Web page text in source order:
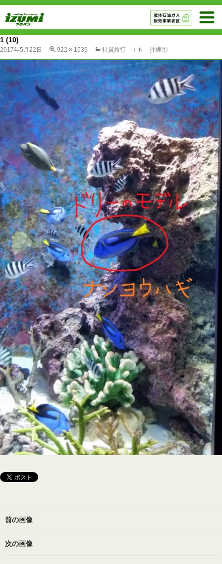
1 (10)
2017年5月22日 922 × 1639 社員旅行 ＩＮ 沖縄①
前の画像
次の画像